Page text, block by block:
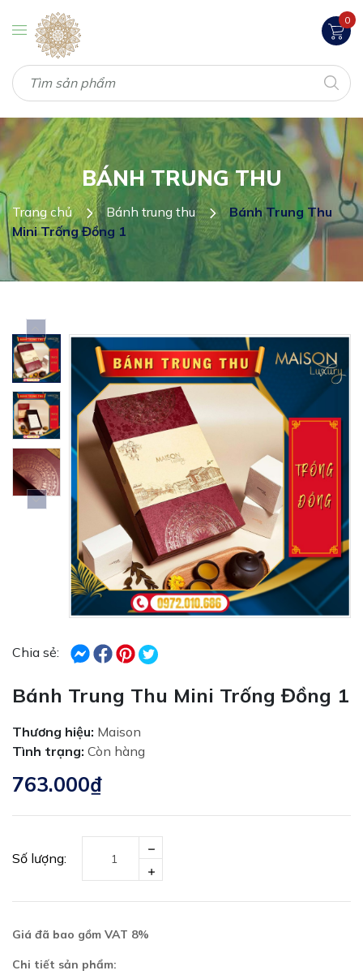
0
BÁNH TRUNG THU
Trang chủ Bánh trung thu
Bánh Trung Thu
Mini Trống Đồng 1
Chia sẻ:
Bánh Trung Thu Mini Trống Đồng 1
Thương hiệu: Maison
Tình trạng: Còn hàng
763.000₫
Số lượng:
Giá đã bao gồm VAT 8%
Chi tiết sản phẩm: